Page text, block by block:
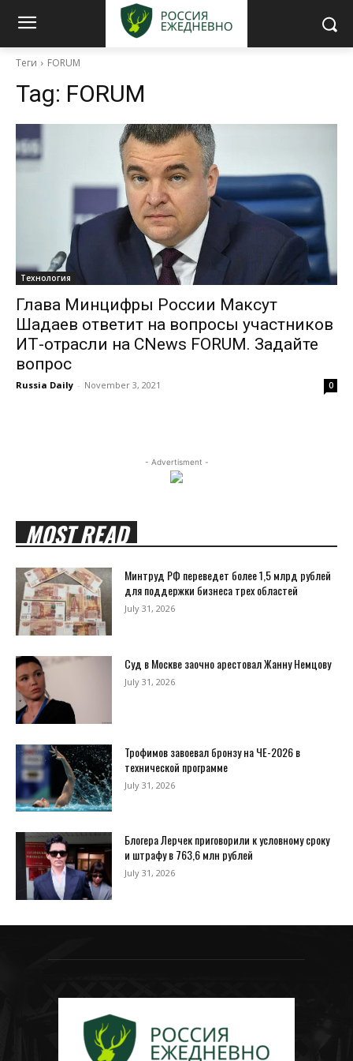
Теги FORUM
Tag: FORUM
Технология
Глава Минцифры России Максут
Шадаев ответит на вопросы участников
ИТ-отрасли на CNews FORUM. Задайте
вопрос
Russia Daily - November 3, 2021 0
- Advertisment -
MOST READ
Минтруд РФ переведет более 1,5 млрд рублей
для поддержки бизнеса трех областей
July 31, 2026
Суд в Москве заочно арестовал Жанну Немцову
July 31, 2026
Трофимов завоевал бронзу на ЧЕ-2026 в
технической программе
July 31, 2026
Блогера Лерчек приговорили к условному сроку
и штрафу в 763,6 млн рублей
July 31, 2026